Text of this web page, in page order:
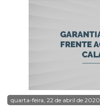
quarta-feira, 22 de abril de 2020